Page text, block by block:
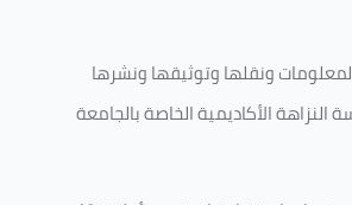
ونقلها وتوثيقها ونشرها
الأكاديمية الخاصة بالجامعة